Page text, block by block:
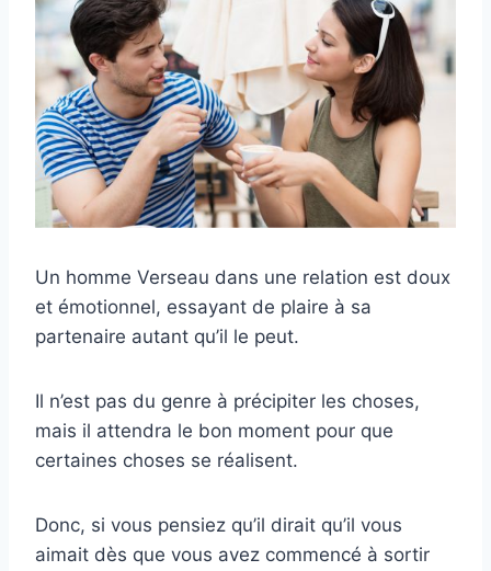
Un homme Verseau dans une relation est doux
et émotionnel, essayant de plaire à sa
partenaire autant qu’il le peut.
Il n’est pas du genre à précipiter les choses,
mais il attendra le bon moment pour que
certaines choses se réalisent.
Donc, si vous pensiez qu’il dirait qu’il vous
aimait dès que vous avez commencé à sortir